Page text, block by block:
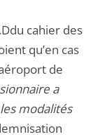
cahier des
qu’en cas
de
a
modalités